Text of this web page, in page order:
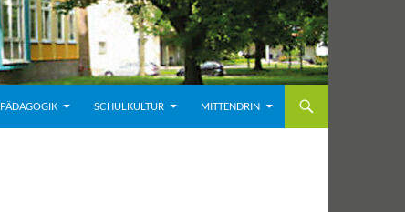
PÄDAGOGIK SCHULKULTUR MITTENDRIN